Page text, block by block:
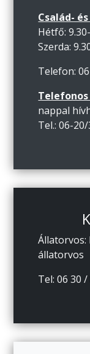
Család-
Hétfő:
Szerda:
Telefon:
nappal
Tel.: 06-
Állatorvos:
állatorvos
Tel: 06 30